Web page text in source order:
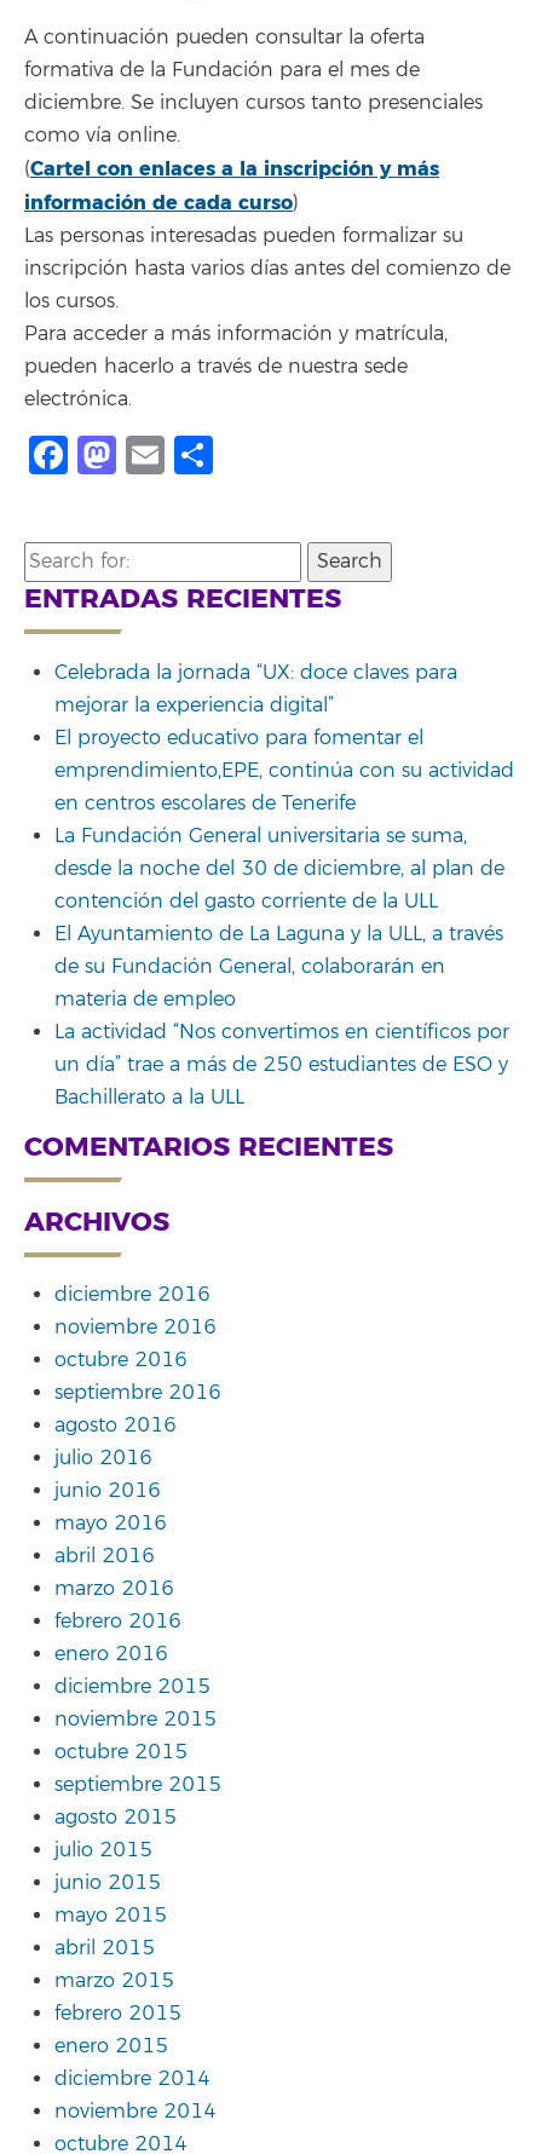
A continuación pueden consultar la oferta
formativa de la Fundación para el mes de
diciembre. Se incluyen cursos tanto presenciales
como vía online.
(Cartel con enlaces a la inscripción y más
información de cada curso)
Las personas interesadas pueden formalizar su
inscripción hasta varios días antes del comienzo de
los cursos.
Para acceder a más información y matrícula,
pueden hacerlo a través de nuestra sede
electrónica.
Facebook
Mastodon
Email
Search
for:
ENTRADAS RECIENTES
Celebrada la jornada “UX: doce claves para
mejorar la experiencia digital”
El proyecto educativo para fomentar el
emprendimiento,EPE, continúa con su actividad
en centros escolares de Tenerife
La Fundación General universitaria se suma,
desde la noche del 30 de diciembre, al plan de
contención del gasto corriente de la ULL
El Ayuntamiento de La Laguna y la ULL, a través
de su Fundación General, colaborarán en
materia de empleo
La actividad “Nos convertimos en científicos por
un día” trae a más de 250 estudiantes de ESO y
Bachillerato a la ULL
COMENTARIOS RECIENTES
ARCHIVOS
diciembre 2016
noviembre 2016
octubre 2016
septiembre 2016
agosto 2016
julio 2016
junio 2016
mayo 2016
abril 2016
marzo 2016
febrero 2016
enero 2016
diciembre 2015
noviembre 2015
octubre 2015
septiembre 2015
agosto 2015
julio 2015
junio 2015
mayo 2015
abril 2015
marzo 2015
febrero 2015
enero 2015
diciembre 2014
noviembre 2014
octubre 2014